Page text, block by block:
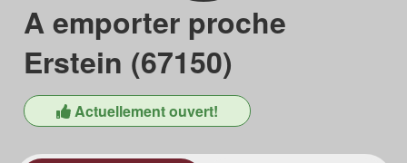
A emporter proche
Erstein (67150)
Actuellement ouvert!